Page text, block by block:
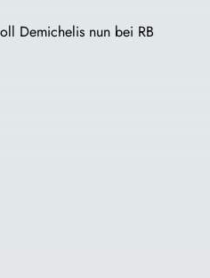
Demichelis nun bei RB